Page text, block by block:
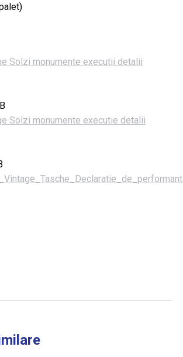
Solzi monumente executii detalii
Solzi monumente executie detalii